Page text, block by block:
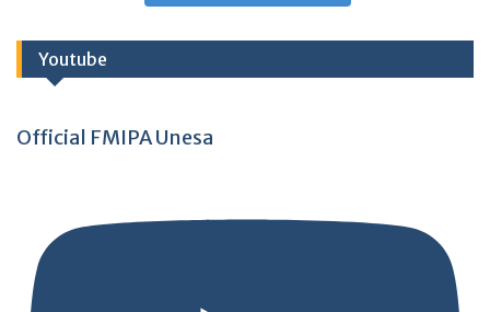
Youtube
Official FMIPA Unesa